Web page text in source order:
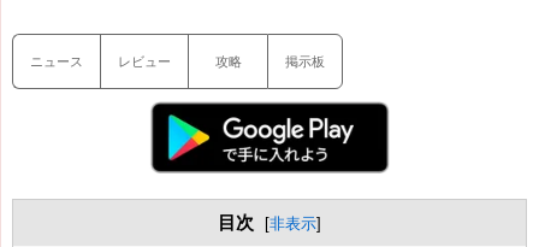
ニュース レビュー 攻略 掲示板
目次 [非表示]